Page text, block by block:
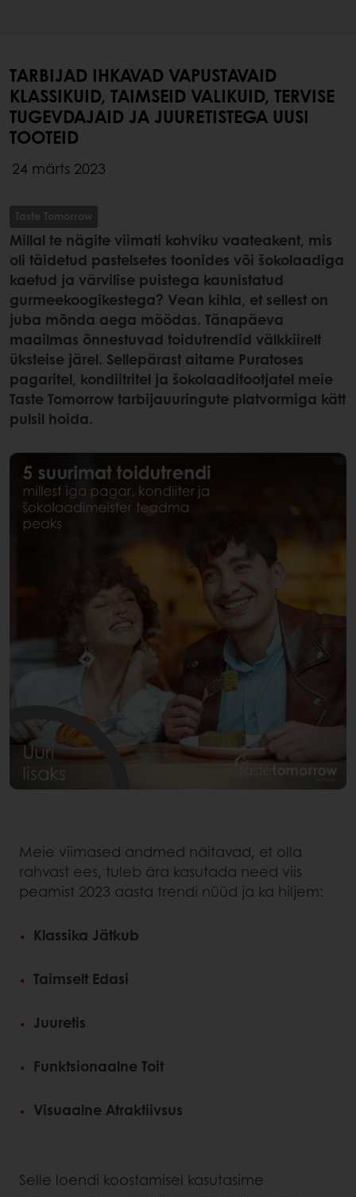
TARBIJAD IHKAVAD VAPUSTAVAID
KLASSIKUID, TAIMSEID VALIKUID, TERVISE
TUGEVDAJAID JA JUURETISTEGA UUSI
TOOTEID
24 märts 2023
Taste Tomorrow
Millal te nägite viimati kohviku vaateakent, mis
oli täidetud pastelsetes toonides või šokolaadiga
kaetud ja värvilise puistega kaunistatud
gurmeekoogikestega? Vean kihla, et sellest on
juba mõnda aega möödas. Tänapäeva
maailmas õnnestuvad toidutrendid välkkiirelt
üksteise järel. Sellepärast aitame Puratoses
pagaritel, kondiitritel ja šokolaaditootjatel meie
Taste Tomorrow tarbijauuringute platvormiga kätt
pulsil hoida.
Meie viimased andmed näitavad, et olla
rahvast ees, tuleb ära kasutada need viis
peamist 2023 aasta trendi nüüd ja ka hiljem:
Klassika Jätkub
Taimselt Edasi
Juuretis
Funktsionaalne Toit
Visuaalne Atraktiivsus
Selle loendi koostamisel kasutasime